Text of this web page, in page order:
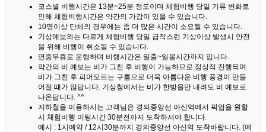
코스별 비행시간은 13분~25분 정도이며 체험비행 당일 기류 변화로
인해 체험비행시간은 약간의 가감이 있을 수 있습니다.
10명이상 단체의 경우에는 좀 더 많은 시간이 소요될 수 있습니다.
기상예보와는 다르게 체험비행 당일 급작스런 기상이상 발생시 안전
을 위해 비행이 취소될 수 있습니다.
연중무휴로 운행하며 비행시간은 일출~일몰시간까지 입니다.
약간의 비 예보는 비가 그친 후 비행이 가능하므로 정상적 진행되며
비가 그친 후 피어오르는 구름으로 더욱 아름다운 비행 풍경이 만들
어질 때가 많답니다. 기상청에서는 비가 한방울만 내려도 비 예보로
나온답니다. ^^
지하철을 이용하시는 고객님은 경의중앙선 아신역에서 픽업을 원할
시 체험비행 미팅시간 30분전까지 도착하셔야 합니다.
예시 : 1시예약 / 12시30분까지 경의중앙선 아신역 도착바랍니다. (예